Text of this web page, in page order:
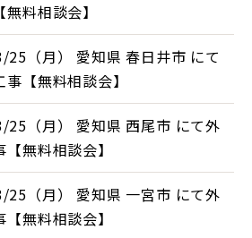
料相談会】
25（月） 愛知県 春日井市 にて
【無料相談会】
25（月） 愛知県 西尾市 にて外
無料相談会】
25（月） 愛知県 一宮市 にて外
無料相談会】